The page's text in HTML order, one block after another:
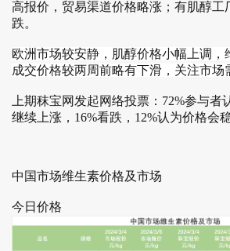
高报价，贸易渠道价格略涨；有肌醇工
跌。
欧洲市场较安静，肌醇价格小幅上调，
成交价格较两周前略有下滑，关注市场
上期秣宝网发起网络投票：72%参与者
继续上涨，16%看跌，12%认为价格会
中国市场维生素价格及市场
今日价格